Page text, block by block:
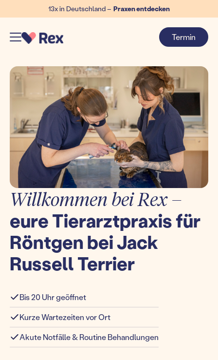
13x in Deutschland – Praxen entdecken
Termin
Willkommen bei Rex –
eure Tierarztpraxis für
Röntgen bei Jack
Russell Terrier
Bis 20 Uhr geöffnet
Kurze Wartezeiten vor Ort
Akute Notfälle & Routine Behandlungen